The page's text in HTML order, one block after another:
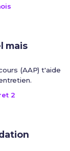
mais
(AAP) t'aide
2